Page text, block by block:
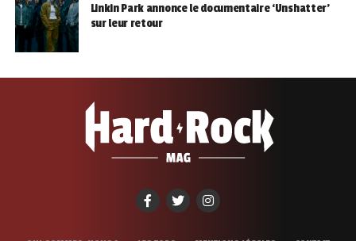
Linkin Park annonce le documentaire ‘Unshatter’
sur leur retour